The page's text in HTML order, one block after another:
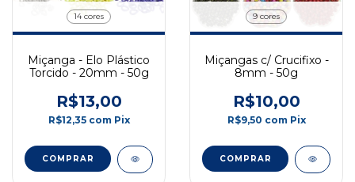
14 cores
Miçanga - Elo Plástico
Torcido - 20mm - 50g
R$13,00
R$12,35 com Pix
COMPRAR
9 cores
Miçangas c/ Crucifixo -
8mm - 50g
R$10,00
R$9,50 com Pix
COMPRAR